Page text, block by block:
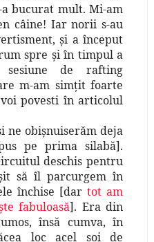
bucurat mult. Mi-am
câine! Iar norii s-au
şi a început
spre şi în timpul a
de rafting
m-am simţit foarte
povesti în articolul
ne obişnuiserăm deja
pe prima silabă].
deschis pentru
să îl parcurgem în
închise [dartot am
fabuloasă]. Era din
însă cumva, în
loc acel soi de